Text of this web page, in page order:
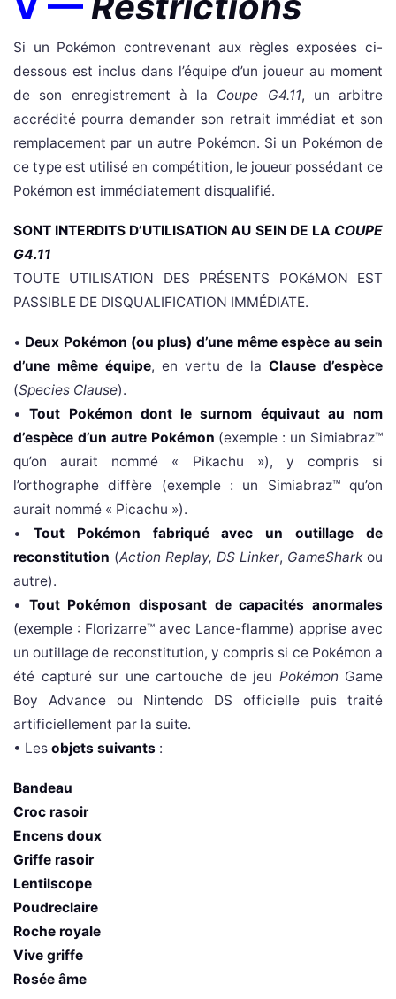
Si un Pokémon contrevenant aux règles exposées ci-
dessous est inclus dans l’équipe d’un joueur au moment
de son enregistrement à la Coupe G4.11, un arbitre
accrédité pourra demander son retrait immédiat et son
remplacement par un autre Pokémon. Si un Pokémon de
ce type est utilisé en compétition, le joueur possédant ce
Pokémon est immédiatement disqualifié.
SONT INTERDITS D’UTILISATION AU SEIN DE LA COUPE
G4.11
TOUTE UTILISATION DES PRÉSENTS POKéMON EST
PASSIBLE DE DISQUALIFICATION IMMÉDIATE.
• Deux Pokémon (ou plus) d’une même espèce au sein
d’une même équipe, en vertu de laClause d’espèce
(Species Clause).
•Tout Pokémon dont le surnom équivaut au nom
d’espèce d’un autre Pokémon (exemple : un Simiabraz™
qu’on aurait nommé « Pikachu »), y compris si
l’orthographe diffère (exemple : un Simiabraz™ qu’on
aurait nommé « Picachu »).
• Tout Pokémon fabriqué avec un outillage de
reconstitution (Action Replay, DS Linker, GameSharkou
autre).
• Tout Pokémon disposant de capacités anormales
(exemple : Florizarre™ avec Lance-flamme) apprise avec
un outillage de reconstitution, y compris si ce Pokémon a
été capturé sur une cartouche de jeu Pokémon Game
Boy Advance ou Nintendo DS officielle puis traité
artificiellement par la suite.
• Les objets suivants :
Bandeau
Croc rasoir
Encens doux
Griffe rasoir
Lentilscope
Poudreclaire
Roche royale
Vive griffe
Rosée âme